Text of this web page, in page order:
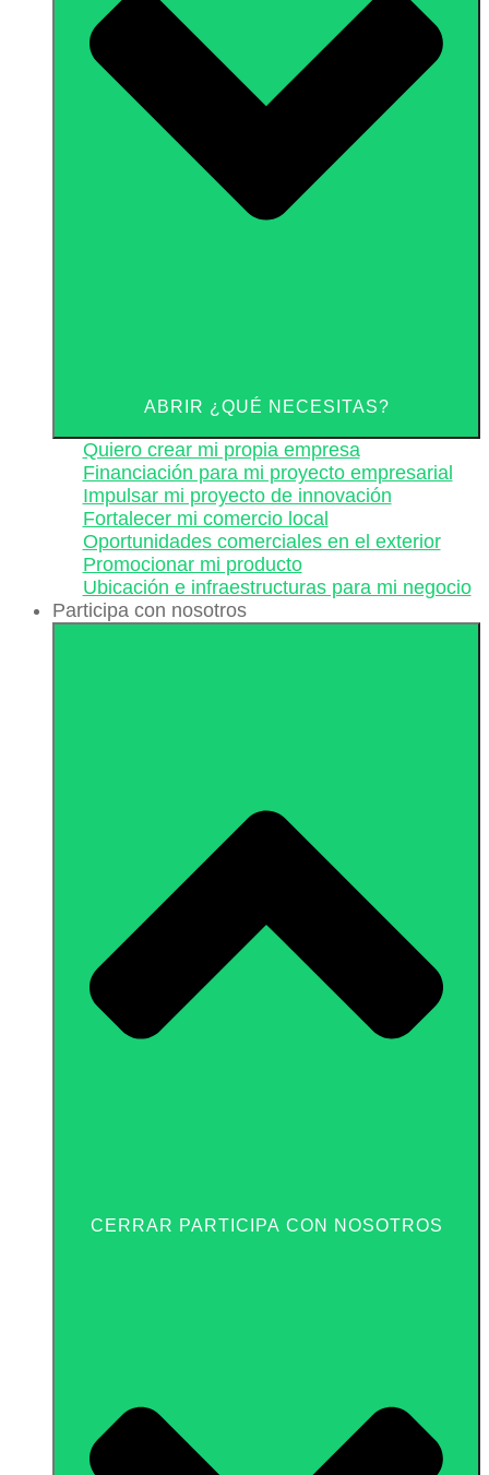
ABRIR ¿QUÉ NECESITAS?
Quiero crear mi propia empresa
Financiación para mi proyecto empresarial
Impulsar mi proyecto de innovación
Fortalecer mi comercio local
Oportunidades comerciales en el exterior
Promocionar mi producto
Ubicación e infraestructuras para mi negocio
Participa con nosotros
CERRAR PARTICIPA CON NOSOTROS